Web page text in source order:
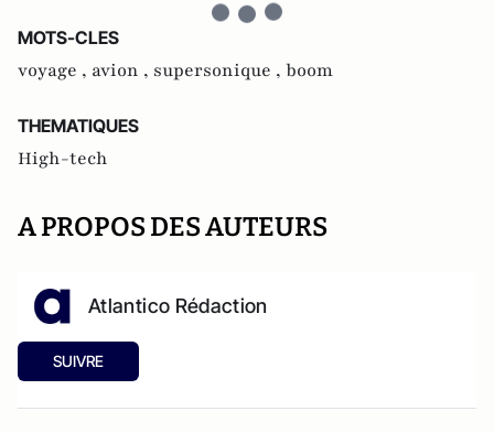
MOTS-CLES
voyage , avion , supersonique , boom
THEMATIQUES
High-tech
A PROPOS DES AUTEURS
Atlantico Rédaction
SUIVRE